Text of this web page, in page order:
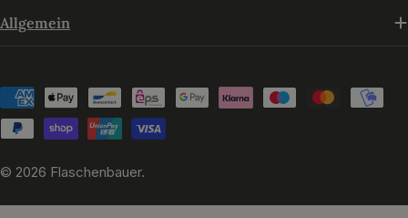
Allgemein
Zahlungsmethoden
© 2026 Flaschenbauer.